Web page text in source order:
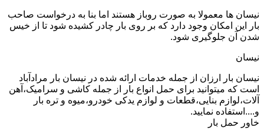
نیسان ها معمولا به صورت روباز هستند اما بنا به درخواست صاحب
بار این امکان وجود دارد که بر روی بار چادر کشیده شود تا از خیس
شدن آن جلوگیری شود.
نیسان
نیسان بار ارزان از جمله خدمات ارائه شده در نیسان بار مرادآباد
است که میتوانید برای حمل انواع بار از جمله کاشی و سرامیک،آهن
آلات،لوازم بنایی،قطعات و لوازم یدکی خودرو،میوه و تره بار
و....استفاده نمایید.
خاور حمل بار